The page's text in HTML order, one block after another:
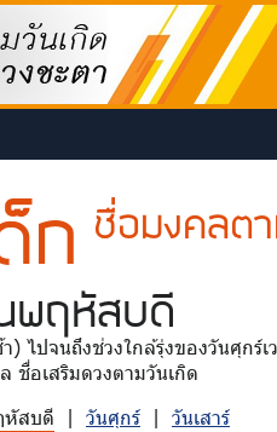
ก ชื่อมงคลต
พฤหัสบดี
ไปจนถึงช่วงใกล้รุ่งของวันศุก
ชื่อเสริมดวงตามวันเกิด
หัสบดี | วันศุกร์ | วันเสาร์